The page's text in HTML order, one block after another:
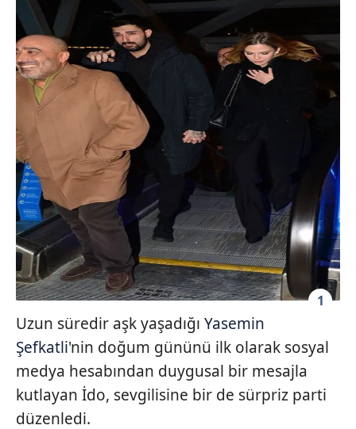
1
Uzun süredir aşk yaşadığı Yasemin
Şefkatli'nin doğum gününü ilk olarak sosyal
medya hesabından duygusal bir mesajla
kutlayan İdo, sevgilisine bir de sürpriz parti
düzenledi.